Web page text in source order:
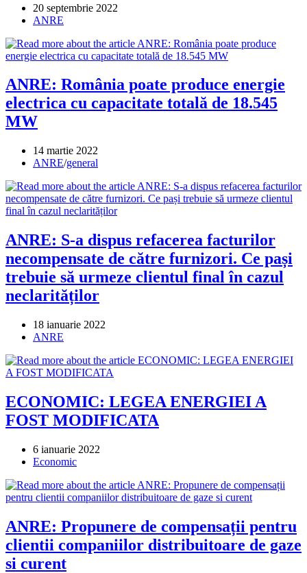
Post
published:
20 septembrie 2022
Post
ANRE
ANRE: România poate produce energie
electrica cu capacitate totală de 18.545
MW
Post
published:
14 martie 2022
Post
ANRE/general
ANRE: S-a dispus refacerea facturilor
necompensate de către furnizori. Ce pași
trebuie să urmeze clientul final în cazul
neclarităților
Post
published:
18 ianuarie 2022
Post
ANRE
ECONOMIC: LEGEA ENERGIEI A
FOST MODIFICATA
Post
published:
6 ianuarie 2022
Post
Economic
ANRE: Propunere de compensații pentru
clientii companiilor distribuitoare de gaze
si curent